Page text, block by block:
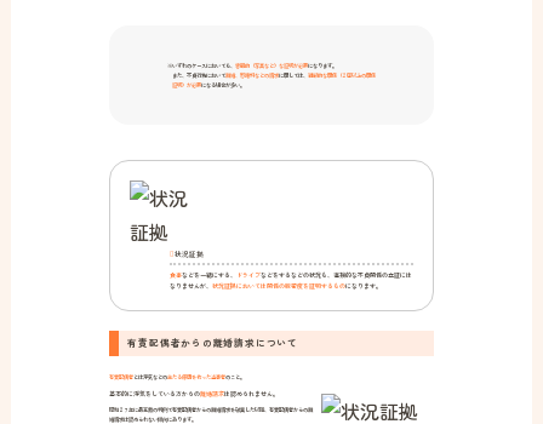
※いずれのケースにおいても、 客観的（写真など）な証明が必要になります。
また、不貞行為において離婚、慰謝料などの請求に関しては、継続的な関係（２回以上の関係
証明）が必要になる場合が多い。
状況証拠
食事などを一緒にする、 ドライブなどをするなどの状況も、直接的な不貞関係の立証には
なりませんが、 状況証拠においては関係の親密度を証明するものになります。
有責配偶者からの離婚請求について
有責配偶者とは浮気などの主たる原因を作った当事者のこと。
基本的に浮気をしている方からの離婚請求は認められません。
昭和２７年に最高裁の判例で有責配偶者からの離婚請求を破棄した以降、有責配偶者からの離
婚請求は認められない傾向にあります。